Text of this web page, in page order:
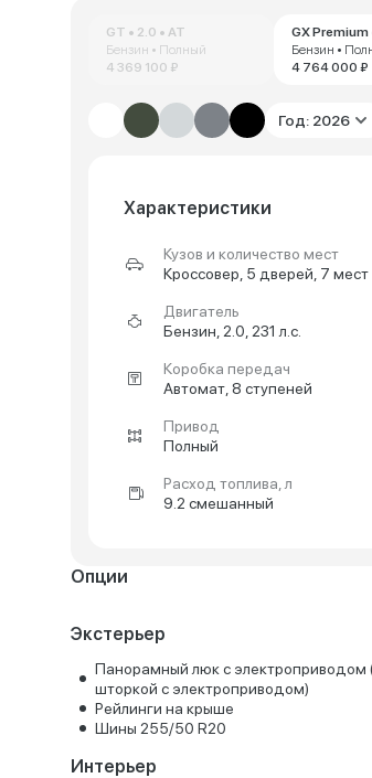
GT • 2.0 • AT
Бензин • Полный
4 369 100 ₽
GX Premium
Бензин •
4 764 000 ₽
Год: 2026
Характеристики
Кузов и количество мест
Кроссовер, 5 дверей, 7 мест
Двигатель
Бензин, 2.0, 231 л.с.
Коробка передач
Автомат, 8 ступеней
Привод
Полный
Расход топлива, л
9.2 смешанный
Опции
Экстерьер
Панорамный люк с электроприводом
шторкой с электроприводом)
Рейлинги на крыше
Шины 255/50 R20
Интерьер